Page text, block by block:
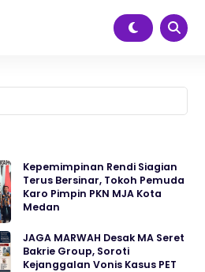
Kepemimpinan Rendi Siagian
Terus Bersinar, Tokoh Pemuda
Karo Pimpin PKN MJA Kota
Medan
JAGA MARWAH Desak MA Seret
Bakrie Group, Soroti
Kejanggalan Vonis Kasus PET